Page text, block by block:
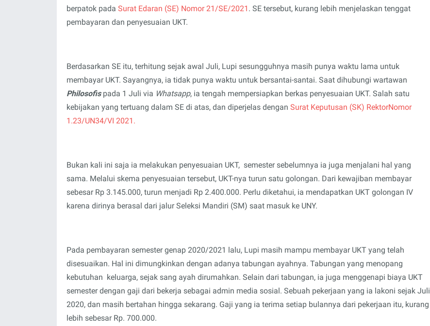
berpatok pada Surat Edaran (SE) Nomor 21/SE/2021 . SE tersebut, kurang lebih menjelaskan tenggat
pembayaran dan penyesuaian UKT.
Berdasarkan SE itu, terhitung sejak awal Juli, Lupi sesungguhnya masih punya waktu lama untuk
membayar UKT. Sayangnya, ia tidak punya waktu untuk bersantai-santai. Saat dihubungi wartawan
Philosofis pada 1 Juli via Whatsapp, ia tengah mempersiapkan berkas penyesuaian UKT. Salah satu
kebijakan yang tertuang dalam SE di atas, dan diperjelas dengan Surat Keputusan (SK) RektorNomor
1.23/UN34/VI 2021.
Bukan kali ini saja ia melakukan penyesuaian UKT, semester sebelumnya ia juga menjalani hal yang
sama. Melalui skema penyesuaian tersebut, UKT-nya turun satu golongan. Dari kewajiban membayar
sebesar Rp 3.145.000, turun menjadi Rp 2.400.000. Perlu diketahui, ia mendapatkan UKT golongan IV
karena dirinya berasal dari jalur Seleksi Mandiri (SM) saat masuk ke UNY.
Pada pembayaran semester genap 2020/2021 lalu, Lupi masih mampu membayar UKT yang telah
disesuaikan. Hal ini dimungkinkan dengan adanya tabungan ayahnya. Tabungan yang menopang
kebutuhan keluarga, sejak sang ayah dirumahkan. Selain dari tabungan, ia juga menggenapi biaya UKT
semester dengan gaji dari bekerja sebagai admin media sosial. Sebuah pekerjaan yang ia lakoni sejak Juli
2020, dan masih bertahan hingga sekarang. Gaji yang ia terima setiap bulannya dari pekerjaan itu, kurang
lebih sebesar Rp. 700.000.